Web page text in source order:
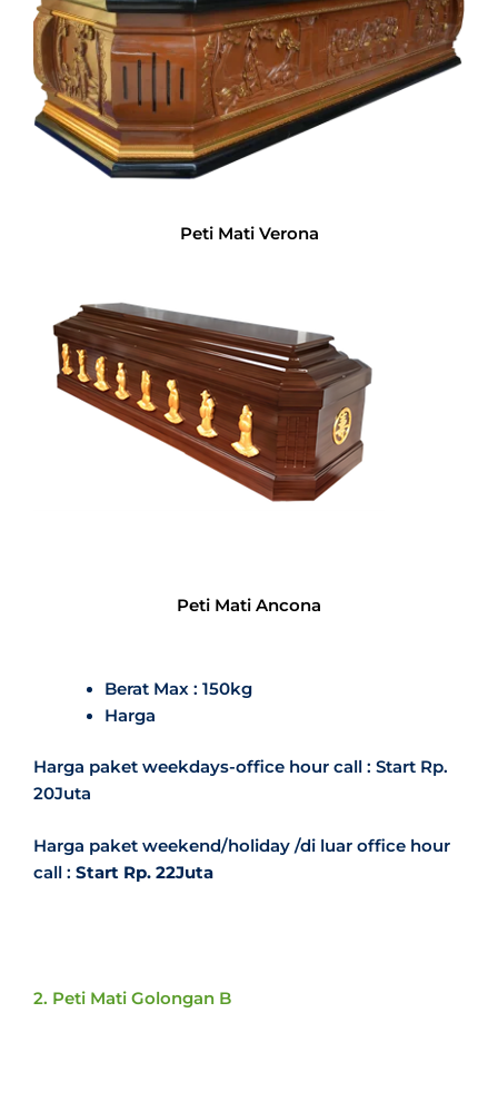
Peti Mati Verona
Peti Mati Ancona
Berat Max : 150kg
Harga
Harga paket weekdays-office hour call : Start Rp.
20Juta
Harga paket weekend/holiday /di luar office hour
call : Start Rp. 22Juta
2. Peti Mati Golongan B